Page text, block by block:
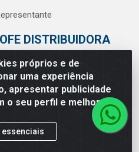
próprios e de
uma experiência
apresentar publicidade
o seu perfil e melhorar a
essenciais
DISTRIBUIDORA